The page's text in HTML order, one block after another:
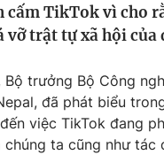
tế
sống
cấm TikTok vì cho
vỡ trật tự xã hội của
Bộ trưởng Bộ Công
đã phát biểu
việc TikTok đang
chúng ta cũng như tác